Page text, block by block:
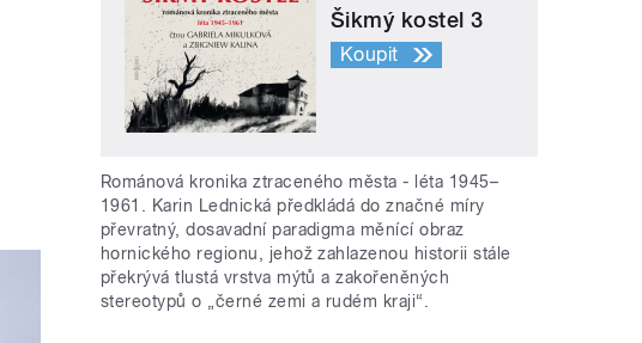
Šikmý kostel 3
Koupit
Románová kronika ztraceného města - léta 1945–
1961. Karin Lednická předkládá do značné míry
převratný, dosavadní paradigma měnící obraz
hornického regionu, jehož zahlazenou historii stále
překrývá tlustá vrstva mýtů a zakořeněných
stereotypů o „černé zemi a rudém kraji“.